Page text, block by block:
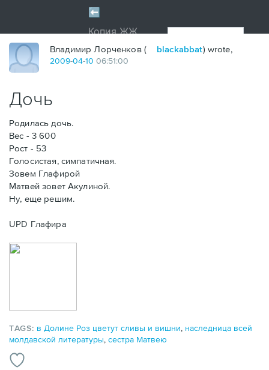
Владимир Лорченков ( blackabbat) wrote,
2009-04-10 06:51:00
Дочь
Родилась дочь.
Вес - 3 600
Рост - 53
Голосистая, симпатичная.
Зовем Глафирой
Матвей зовет Акулиной.
Ну, еще решим.
UPD Глафира
TAGS: в Долине Роз цветут сливы и вишни, наследница всей
молдавской литературы, сестра Матвею